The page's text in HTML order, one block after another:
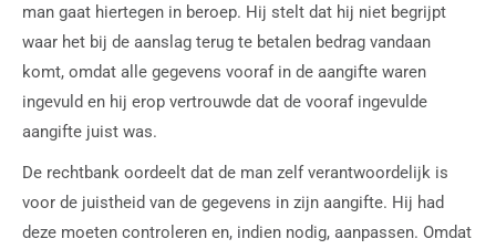
man gaat hiertegen in beroep. Hij stelt dat hij niet begrijpt
waar het bij de aanslag terug te betalen bedrag vandaan
komt, omdat alle gegevens vooraf in de aangifte waren
ingevuld en hij erop vertrouwde dat de vooraf ingevulde
aangifte juist was.
De rechtbank oordeelt dat de man zelf verantwoordelijk is
voor de juistheid van de gegevens in zijn aangifte. Hij had
deze moeten controleren en, indien nodig, aanpassen. Omdat